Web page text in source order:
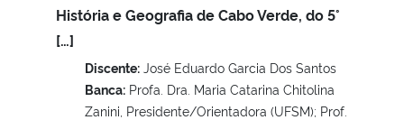
História e Geografia de Cabo Verde, do 5°
[…]
Discente: José Eduardo Garcia Dos Santos
Banca: Profa. Dra. Maria Catarina Chitolina
Zanini, Presidente/Orientadora (UFSM); Prof.